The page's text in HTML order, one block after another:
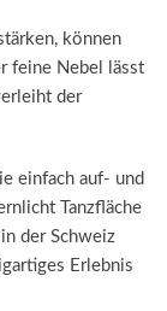
können
feine Nebel lässt
der
einfach auf- und
Tanzfläche
der Schweiz
Erlebnis